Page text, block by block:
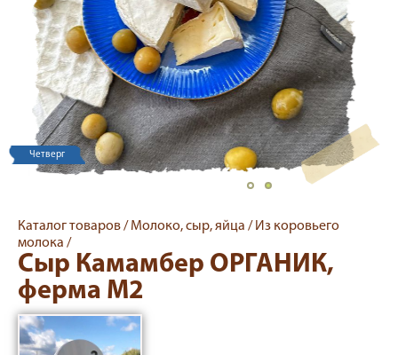
Четверг
Каталог товаров / Молоко, сыр, яйца / Из коровьего
молока /
Сыр Камамбер ОРГАНИК,
ферма М2